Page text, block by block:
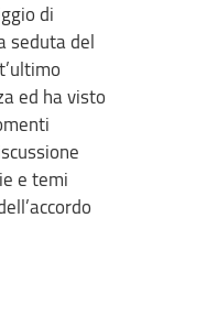
di
seduta del
ed ha visto
e temi